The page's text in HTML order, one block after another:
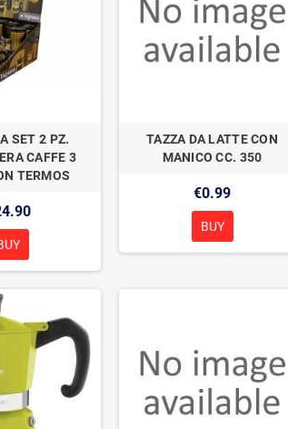
SET 2 PZ.
CAFFE 3
TERMOS
TAZZA DA LATTE CON
MANICO CC. 350
€0.99
BUY